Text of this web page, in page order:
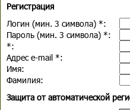
Регистрация
Логин (мин. 3 символа) *:
Пароль (мин. 3 символа) *:
*:
Адрес e-mail *:
Имя:
Фамилия:
Защита от автоматической